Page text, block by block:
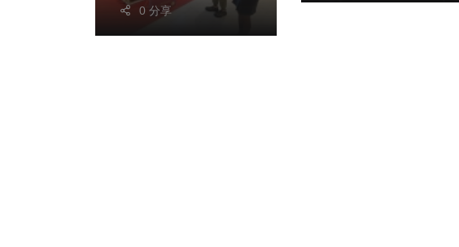
0 分享